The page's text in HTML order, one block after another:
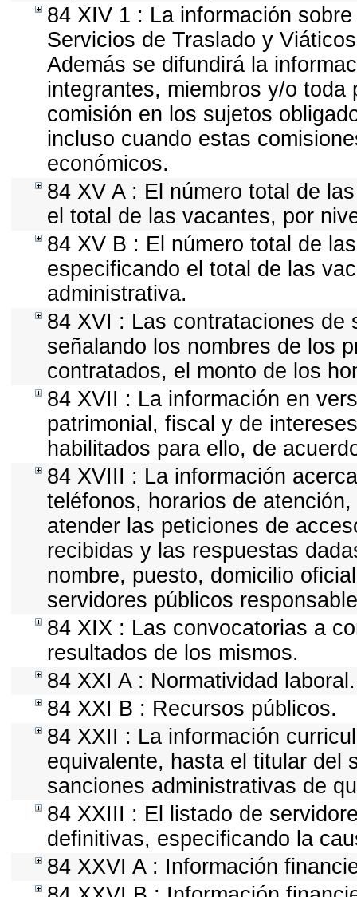
84 XIV 1 : La información
Servicios de Traslado y
Además se difundirá la
integrantes, miembros y/o
comisión en los sujetos
incluso cuando estas
económicos.
84 XV A : El número total de
el total de las vacantes, por
84 XV B : El número total de
especificando el total de las
administrativa.
84 XVI : Las contrataciones de
señalando los nombres de los
contratados, el monto de los
84 XVII : La información en
patrimonial, fiscal y de
habilitados para ello, de
84 XVIII : La información
teléfonos, horarios de
atender las peticiones de
recibidas y las respuestas
nombre, puesto, domicilio
servidores públicos
84 XIX : Las convocatorias a
resultados de los mismos.
84 XXI A : Normatividad laboral.
84 XXI B : Recursos públicos.
84 XXII : La información
equivalente, hasta el titular del
sanciones administrativas de
84 XXIII : El listado de
definitivas, especificando la
84 XXVI A : Información